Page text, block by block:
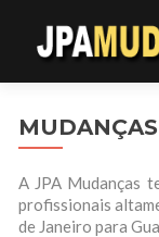
A JPA Mudanças
profissionais
de Janeiro para